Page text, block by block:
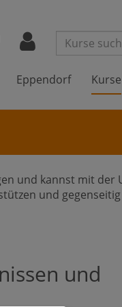
Eppendorf Kurse
und kannst mit
und
und